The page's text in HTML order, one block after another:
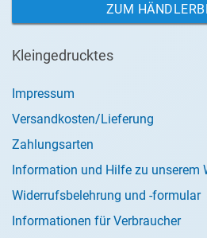
ZUM
Kleingedrucktes
Impressum
Versandkosten/Lieferung
Zahlungsarten
Information und Hilfe zu unserem
Widerrufsbelehrung und -formular
Informationen für Verbraucher